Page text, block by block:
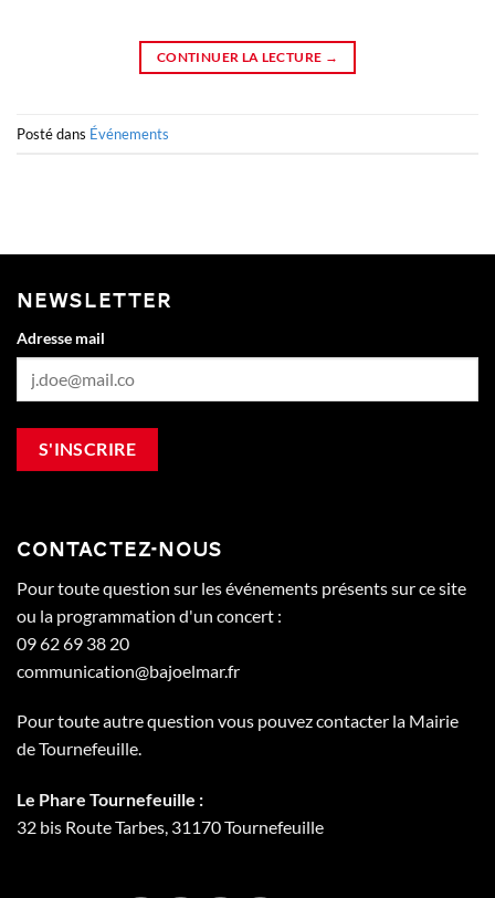
CONTINUER LA LECTURE →
Posté dans Événements
NEWSLETTER
Adresse mail
CONTACTEZ-NOUS
Pour toute question sur les événements présents sur ce site
ou la programmation d'un concert :
09 62 69 38 20
communication@bajoelmar.fr
Pour toute autre question vous pouvez contacter la Mairie
de Tournefeuille.
Le Phare Tournefeuille :
32 bis Route Tarbes, 31170 Tournefeuille